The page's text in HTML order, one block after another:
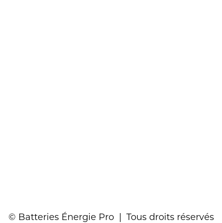
© Batteries Énergie Pro | Tous droits réservés